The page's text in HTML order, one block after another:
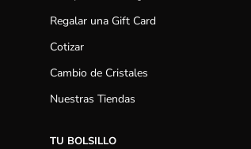
Regalar una Gift Card
Cotizar
Cambio de Cristales
Nuestras Tiendas
TU BOLSILLO